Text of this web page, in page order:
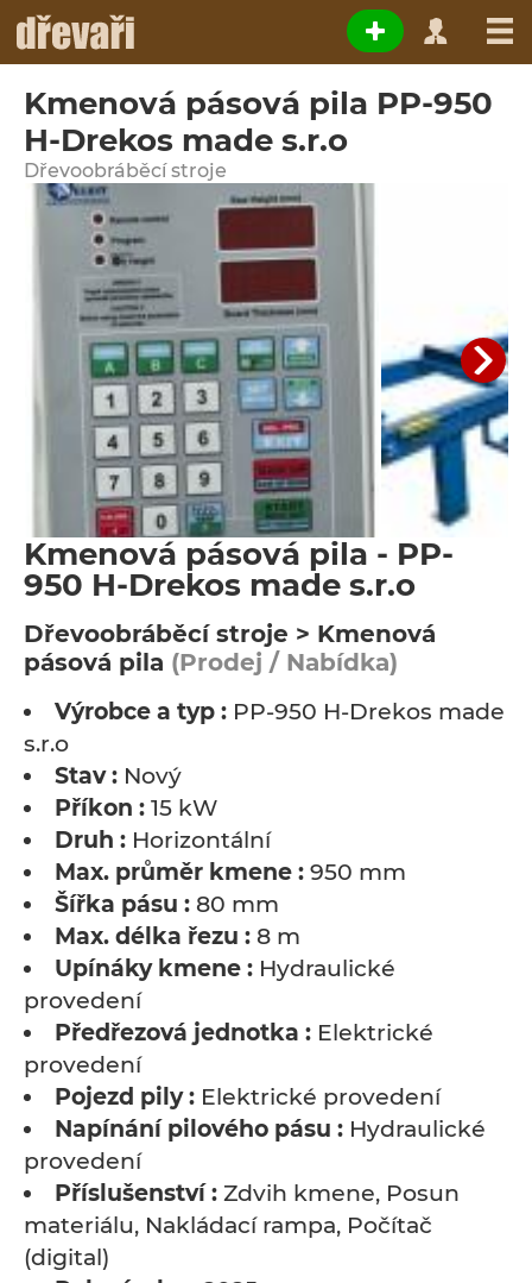
Kmenová pásová pila PP-950
H-Drekos made s.r.o
Dřevoobráběcí stroje
Kmenová pásová pila - PP-
950 H-Drekos made s.r.o
Dřevoobráběcí stroje > Kmenová
pásová pila (Prodej / Nabídka)
Výrobce a typ : PP-950 H-Drekos made
s.r.o
Stav : Nový
Příkon : 15 kW
Druh : Horizontální
Max. průměr kmene : 950 mm
Šířka pásu : 80 mm
Max. délka řezu : 8 m
Upínáky kmene : Hydraulické
provedení
Předřezová jednotka : Elektrické
provedení
Pojezd pily : Elektrické provedení
Napínání pilového pásu : Hydraulické
provedení
Příslušenství : Zdvih kmene, Posun
materiálu, Nakládací rampa, Počítač
(digital)